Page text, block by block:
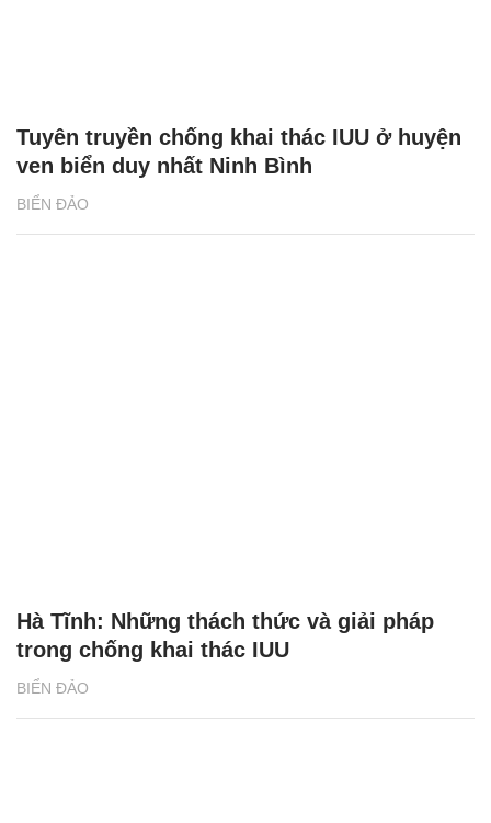
BIỂN ĐẢO
Tuyên truyền chống khai thác IUU ở huyện
ven biển duy nhất Ninh Bình
BIỂN ĐẢO
Hà Tĩnh: Những thách thức và giải pháp
trong chống khai thác IUU